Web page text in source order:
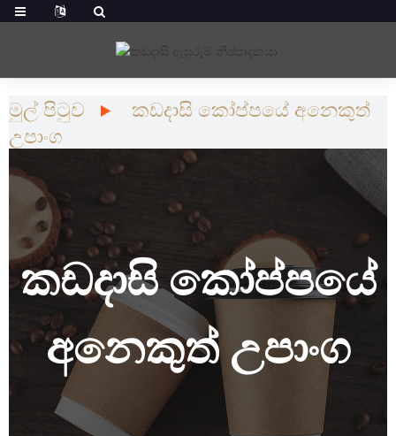
මුල් පිටුව
කඩදාසි කෝප්පයේ අනෙකුත්
උපාංග
කඩදාසි කෝප්පයේ
අනෙකුත් උපාංග